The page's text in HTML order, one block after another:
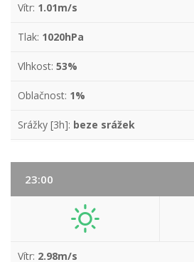
Vítr: 1.01m/s
Tlak: 1020hPa
Vlhkost: 53%
Oblačnost: 1%
Srážky [3h]: beze srážek
23:00
Vítr: 2.98m/s